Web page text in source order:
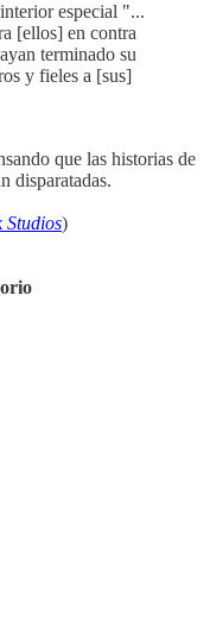
especial "...
[ellos] en contra
terminado su
y fieles a [sus]
que las historias de
disparatadas.
Studios)